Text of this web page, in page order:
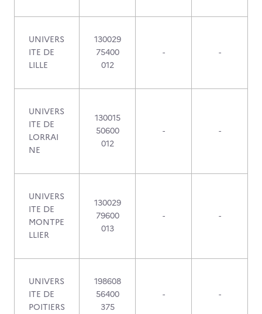
UNIVERS
ITE DE
LILLE
130029
75400
012
- -
UNIVERS
ITE DE
LORRAI
NE
130015
50600
012
- -
UNIVERS
ITE DE
MONTPE
LLIER
130029
79600
013
- -
UNIVERS
ITE DE
POITIERS
198608
56400
375
- -